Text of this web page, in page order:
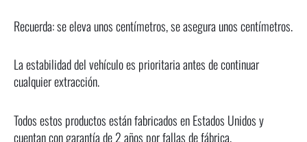
Recuerda: se eleva unos centímetros, se asegura unos centímetros.
La estabilidad del vehículo es prioritaria antes de continuar
cualquier extracción.
Todos estos productos están fabricados en Estados Unidos y
cuentan con garantía de 2 años por fallas de fábrica.